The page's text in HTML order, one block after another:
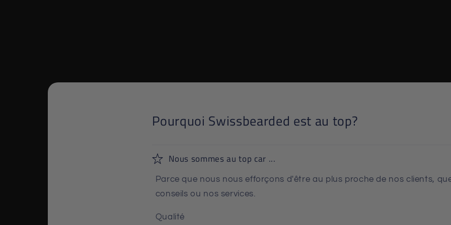
Pourquoi Swissbearded est au top?
Nous sommes au top car ...
Parce que nous nous efforçons d'être au plus proche de nos clients,
conseils ou nos services.
Qualité